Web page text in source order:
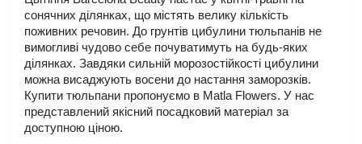
сонячних ділянках, що містять велику кількість
поживних речовин. До грунтів цибулини тюльпанів не
вимогливі чудово себе почуватимуть на будь-яких
ділянках. Завдяки сильній морозостійкості цибулини
можна висаджують восени до настання заморозків.
Купити тюльпани пропонуємо в Matla Flowers. У нас
представлений якісний посадковий матеріал за
доступною ціною.